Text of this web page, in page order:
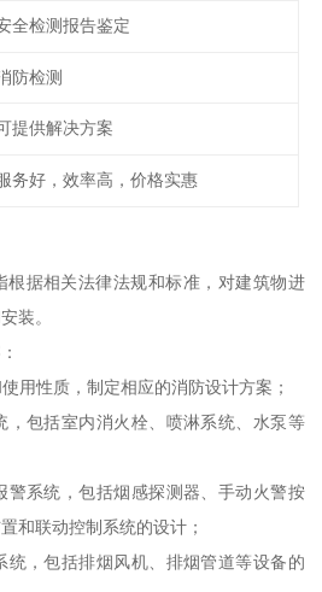
全检测报告鉴定
防检测
提供解决方案
务好，效率高，价格实惠
根据相关法律法规和标准，对建筑物进
装。
用性质，制定相应的消防设计方案；
，包括室内消火栓、喷淋系统、水泵等
警系统，包括烟感探测器、手动火警按
和联动控制系统的设计；
统，包括排烟风机、排烟管道等设备的